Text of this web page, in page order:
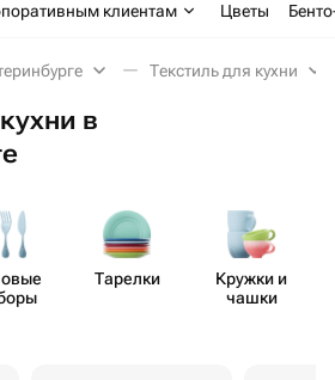
клиентам Цветы
Текстиль для кухни
в
Тарелки
Кружки и
чашки